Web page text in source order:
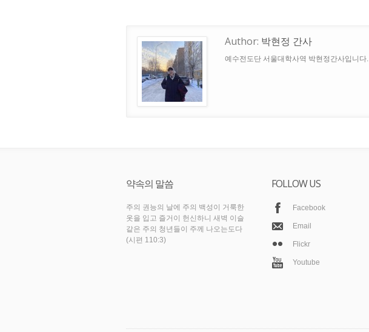
Author: 박현정 간사
예수전도단 서울대학사역 박현정간사입니다.
약속의 말씀
주의 권능의 날에 주의 백성이 거룩한
옷을 입고 즐거이 헌신하니 새벽 이슬
같은 주의 청년들이 주께 나오는도다
(시편 110:3)
FOLLOW US
Facebook
Email
Flickr
Youtube